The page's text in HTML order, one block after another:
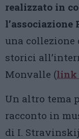
realizzato in
una
storici
Monvalle (link
Un altro tema
racconto in
di I.